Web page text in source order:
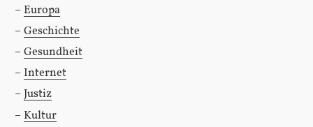
Europa
Geschichte
Gesundheit
Internet
Justiz
Kultur